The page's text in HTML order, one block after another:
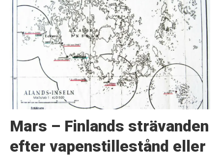
Mars – Finlands strävanden
efter vapenstillestånd eller